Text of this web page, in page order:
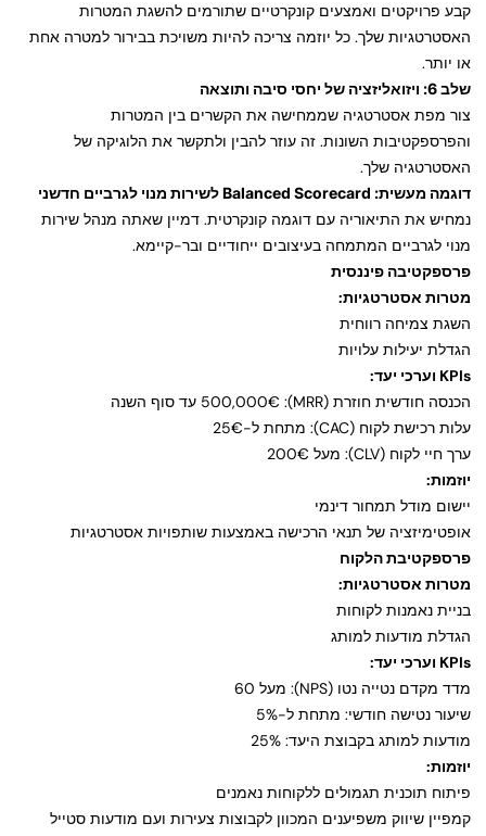
קבע פרויקטים ואמצעים קונקרטיים שתורמים להשגת המטרות
האסטרטגיות שלך. כל יוזמה צריכה להיות משויכת בבירור למטרה אחת
או יותר.
שלב 6: ויזואליזציה של יחסי סיבה ותוצאה
צור מפת אסטרטגיה שממחישה את הקשרים בין המטרות
והפרספקטיבות השונות. זה עוזר להבין ולתקשר את הלוגיקה של
האסטרטגיה שלך.
דוגמה מעשית: Balanced Scorecard לשירות מנוי לגרביים חדשני
נמחיש את התיאוריה עם דוגמה קונקרטית. דמיין שאתה מנהל שירות
מנוי לגרביים המתמחה בעיצובים ייחודיים ובר-קיימא.
פרספקטיבה פיננסית
מטרות אסטרטגיות:
השגת צמיחה רווחית
הגדלת יעילות עלויות
KPIs וערכי יעד:
הכנסה חודשית חוזרת (MRR): 500,000€ עד סוף השנה
עלות רכישת לקוח (CAC): מתחת ל-25€
ערך חיי לקוח (CLV): מעל 200€
יוזמות:
יישום מודל תמחור דינמי
אופטימיזציה של תנאי הרכישה באמצעות שותפויות אסטרטגיות
פרספקטיבת הלקוח
מטרות אסטרטגיות:
בניית נאמנות לקוחות
הגדלת מודעות למותג
KPIs וערכי יעד:
מדד מקדם נטייה נטו (NPS): מעל 60
שיעור נטישה חודשי: מתחת ל-5%
מודעות למותג בקבוצת היעד: 25%
יוזמות:
פיתוח תוכנית תגמולים ללקוחות נאמנים
קמפיין שיווק משפיענים המכוון לקבוצות צעירות ועם מודעות סטייל